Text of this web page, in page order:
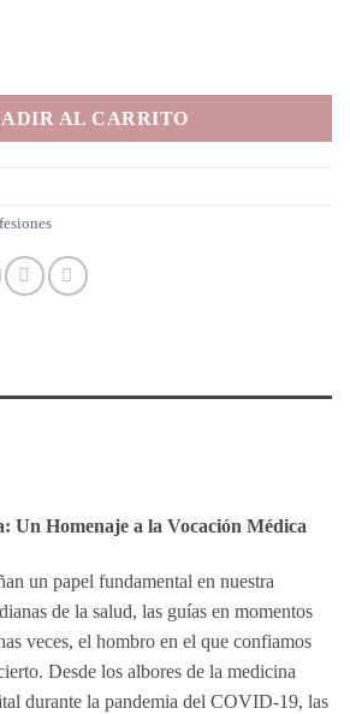
AL CARRITO
Un Homenaje a la Vocación Médica
un papel fundamental en nuestra
de la salud, las guías en momentos
veces, el hombro en el que confiamos
Desde los albores de la medicina
durante la pandemia del COVID-19, las